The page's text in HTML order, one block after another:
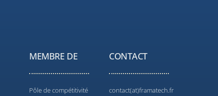
MEMBRE DE
Pôle de compétitivité
CONTACT
contact(at)framatech.fr